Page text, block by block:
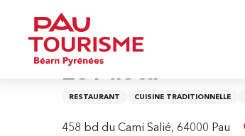
contenu
principal
Accueil
Le Pilota
RESTAURANT CUISINE TRADITIONNELLE
458 bd du Cami Salié, 64000 Pau